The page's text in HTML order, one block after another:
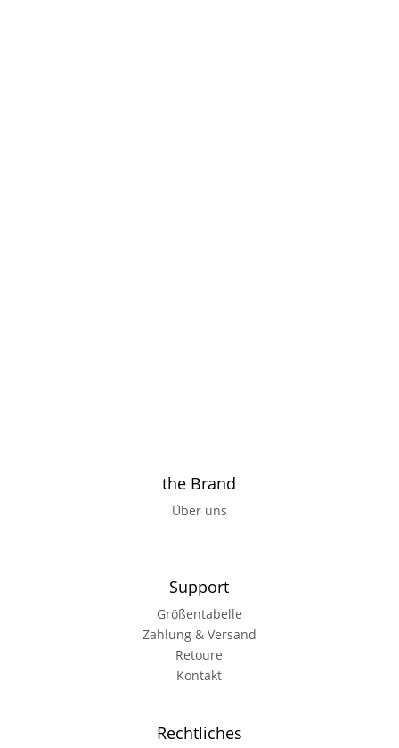
the Brand
Über uns
Support
Größentabelle
Zahlung & Versand
Retoure
Kontakt
Rechtliches